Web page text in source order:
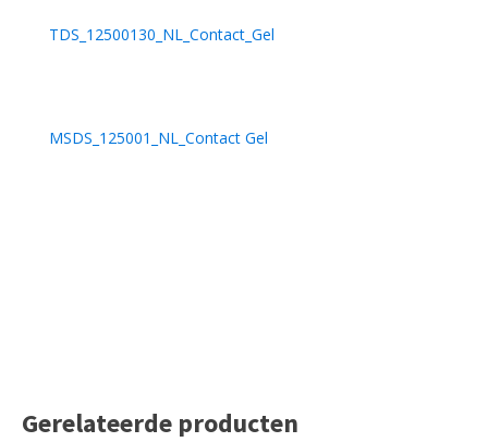
TDS_12500130_NL_Contact_Gel
MSDS_125001_NL_Contact Gel
Gerelateerde producten